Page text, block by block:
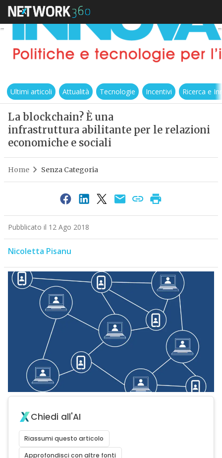
Ultimi articoli Attualità Tecnologie Incentivi Ricerca e
La blockchain? È una
infrastruttura abilitante per le relazioni
economiche e sociali
Home Senza Categoria
Pubblicato il 12 Ago 2018
Nicoletta Pisanu
Chiedi all'AI
Riassumi questo articolo
Approfondisci con altre fonti